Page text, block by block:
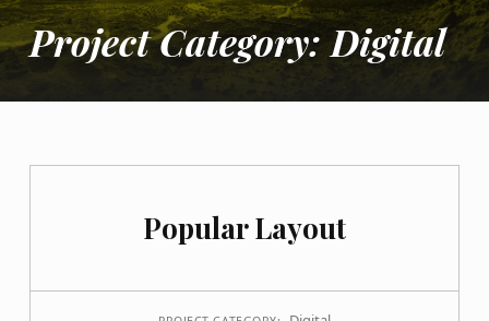
Project Category:Digital
Popular Layout